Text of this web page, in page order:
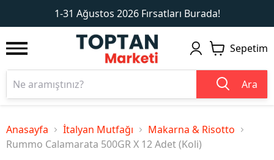
1-31 Ağustos 2026 Fırsatları Burada!
1 2
Sepetim
Ara
Anasayfa İtalyan Mutfağı
Makarna & Risotto
Rummo Calamarata 500GR X 12 Adet (Koli)